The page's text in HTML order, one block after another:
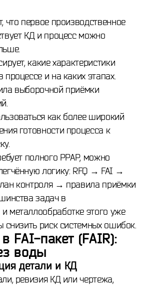
что первое производственное
КД и процесс можно
какие характеристики
процессе и на каких этапах.
выборочной приёмки
как более широкий
готовности процесса к
полного PPAP, можно
логику: RFQ → FAI →
контроля → правила приёмки
задач в
металлообработке этого уже
снизить риск системных ошибок.
FAI-пакет (FAIR):
воды
детали и КД
ревизия КД или чертежа,